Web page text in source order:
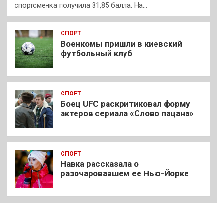
спортсменка получила 81,85 балла. На…
СПОРТ
Военкомы пришли в киевский
футбольный клуб
СПОРТ
Боец UFC раскритиковал форму
актеров сериала «Слово пацана»
СПОРТ
Навка рассказала о
разочаровавшем ее Нью-Йорке